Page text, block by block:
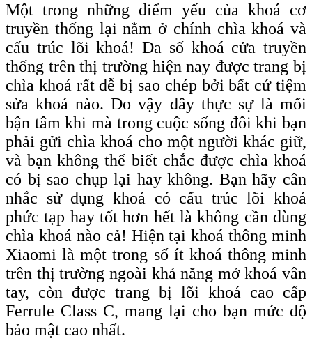
Một trong những điểm yếu của khoá cơ
truyền thống lại nằm ở chính chìa khoá và
cấu trúc lõi khoá! Đa số khoá cửa truyền
thống trên thị trường hiện nay được trang bị
chìa khoá rất dễ bị sao chép bởi bất cứ tiệm
sửa khoá nào. Do vậy đây thực sự là mối
bận tâm khi mà trong cuộc sống đôi khi bạn
phải gửi chìa khoá cho một người khác giữ,
và bạn không thể biết chắc được chìa khoá
có bị sao chụp lại hay không. Bạn hãy cân
nhắc sử dụng khoá có cấu trúc lõi khoá
phức tạp hay tốt hơn hết là không cần dùng
chìa khoá nào cả! Hiện tại khoá thông minh
Xiaomi là một trong số ít khoá thông minh
trên thị trường ngoài khả năng mở khoá vân
tay, còn được trang bị lõi khoá cao cấp
Ferrule Class C, mang lại cho bạn mức độ
bảo mật cao nhất.